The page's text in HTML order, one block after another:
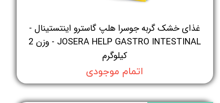
غذای خشک گربه جوسرا هلپ گاسترو اینتستینال -
JOSERA HELP GASTRO INTESTINAL - وزن 2
کیلوگرم
اتمام موجودی